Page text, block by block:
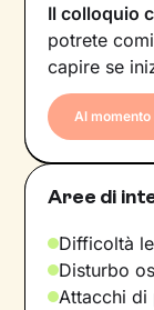
Il colloquio
potrete
capire se
Al
Aree di
Difficoltà
Disturbo
Attacchi di